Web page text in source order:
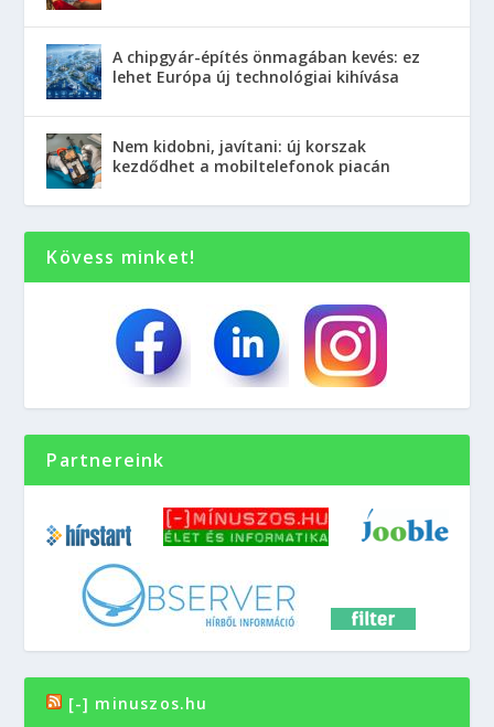
A chipgyár-építés önmagában kevés: ez
lehet Európa új technológiai kihívása
Nem kidobni, javítani: új korszak
kezdődhet a mobiltelefonok piacán
Kövess minket!
Partnereink
[-] minuszos.hu